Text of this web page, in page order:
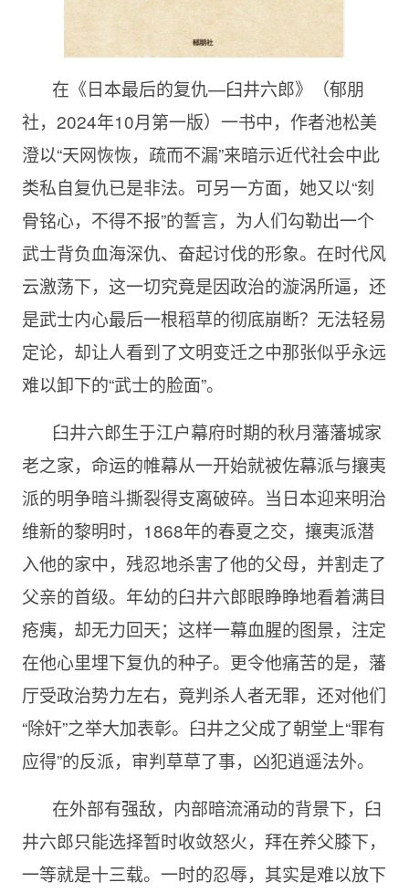
在《日本最后的复仇—臼井六郎》（郁朋
社，2024年10月第一版）一书中，作者池松美
澄以“天网恢恢，疏而不漏”来暗示近代社会中此
类私自复仇已是非法。可另一方面，她又以“刻
骨铭心，不得不报”的誓言，为人们勾勒出一个
武士背负血海深仇、奋起讨伐的形象。在时代风
云激荡下，这一切究竟是因政治的漩涡所逼，还
是武士内心最后一根稻草的彻底崩断？无法轻易
定论，却让人看到了文明变迁之中那张似乎永远
难以卸下的“武士的脸面”。
臼井六郎生于江户幕府时期的秋月藩藩城家
老之家，命运的帷幕从一开始就被佐幕派与攘夷
派的明争暗斗撕裂得支离破碎。当日本迎来明治
维新的黎明时，1868年的春夏之交，攘夷派潜
入他的家中，残忍地杀害了他的父母，并割走了
父亲的首级。年幼的臼井六郎眼睁睁地看着满目
疮痍，却无力回天；这样一幕血腥的图景，注定
在他心里埋下复仇的种子。更令他痛苦的是，藩
厅受政治势力左右，竟判杀人者无罪，还对他们
“除奸”之举大加表彰。臼井之父成了朝堂上“罪有
应得”的反派，审判草草了事，凶犯逍遥法外。
在外部有强敌，内部暗流涌动的背景下，臼
井六郎只能选择暂时收敛怒火，拜在养父膝下，
一等就是十三载。一时的忍辱，其实是难以放下